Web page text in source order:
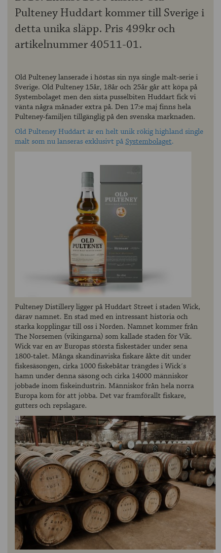
Pulteney Huddart kommer till Sverige i
detta unika släpp. Pris 499kr och
artikelnummer 40511-01.
Old Pulteney lanserade i höstas sin nya single malt-serie i
Sverige. Old Pulteney 15år, 18år och 25år går att köpa på
Systembolaget men den sista pusselbiten Huddart fick vi
vänta några månader extra på. Den 17:e maj finns hela
Pulteney-familjen tillgänglig på den svenska marknaden.
Old Pulteney Huddart är en helt unik rökig highland single
malt som nu lanseras exklusivt påSystembolaget.
Pulteney Distillery ligger på Huddart Street i staden Wick,
därav namnet. En stad med en intressant historia och
starka kopplingar till oss i Norden. Namnet kommer från
The Norsemen (vikingarna) som kallade staden för Vik.
Wick var en av Europas största fiskestäder under sena
1800-talet. Många skandinaviska fiskare åkte dit under
fiskesäsongen, cirka 1000 fiskebåtar trängdes i Wick´s
hamn under denna säsong och cirka 14000 människor
jobbade inom fiskeindustrin. Människor från hela norra
Europa kom för att jobba. Det var framförallt fiskare,
gutters och repslagare.